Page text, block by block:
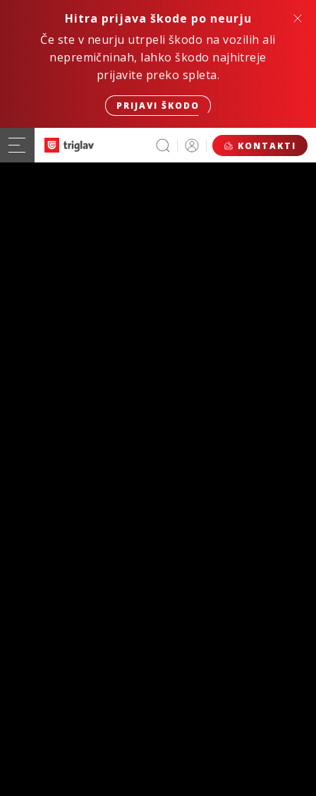
Hitra prijava škode po neurju
Če ste v neurju utrpeli škodo na vozilih ali
nepremičninah, lahko škodo najhitreje
prijavite preko spleta.
PRIJAVI ŠKODO
KONTAKTI